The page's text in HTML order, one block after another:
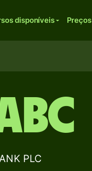
disponíveis Preços
PLC